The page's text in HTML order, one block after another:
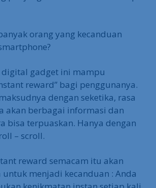
orang yang kecanduan
digital gadget ini mampu
reward” bagi penggunanya.
dengan seketika, rasa
akan berbagai informasi dan
bisa terpuaskan. Hanya dengan
– scroll.
reward semacam itu akan
untuk menjadi kecanduan : Anda